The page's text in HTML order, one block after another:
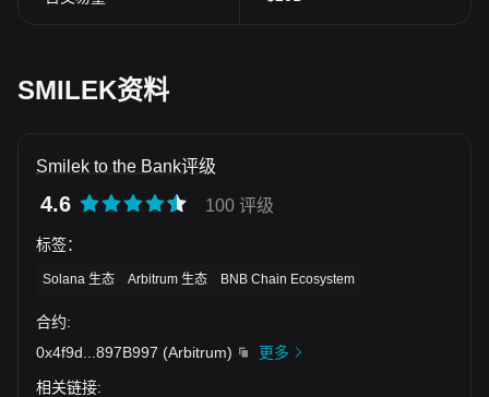
SMILEK资料
Smilek to the Bank评级
4.6 100 评级
标签：
Solana 生态 Arbitrum 生态 BNB Chain Ecosystem
合约:
0x4f9d
897B997 (Arbitrum)
更多
相关链接: